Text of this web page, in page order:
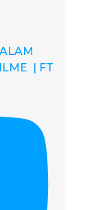
| FT